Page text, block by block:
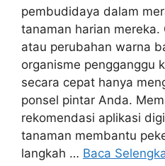
pembudidaya dalam
tanaman harian mereka.
atau perubahan warna
organisme pengganggu
secara cepat hanya
ponsel pintar Anda.
rekomendasi aplikasi
tanaman membantu
langkah … Baca